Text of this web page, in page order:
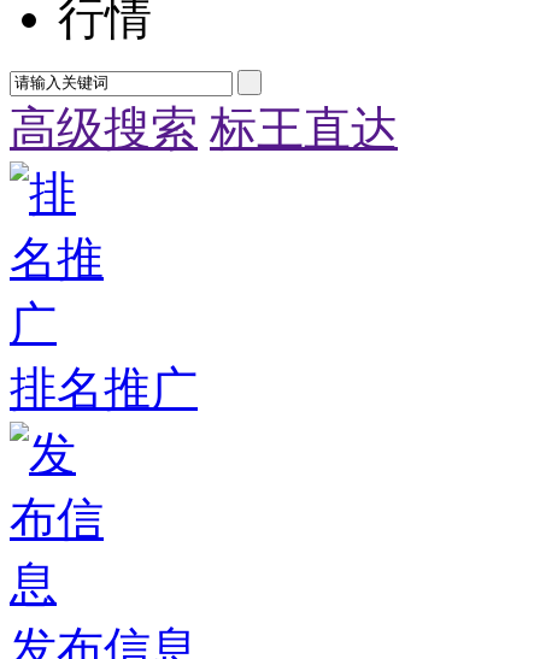
行情
高级搜索 标王直达
排名推广
发布信息